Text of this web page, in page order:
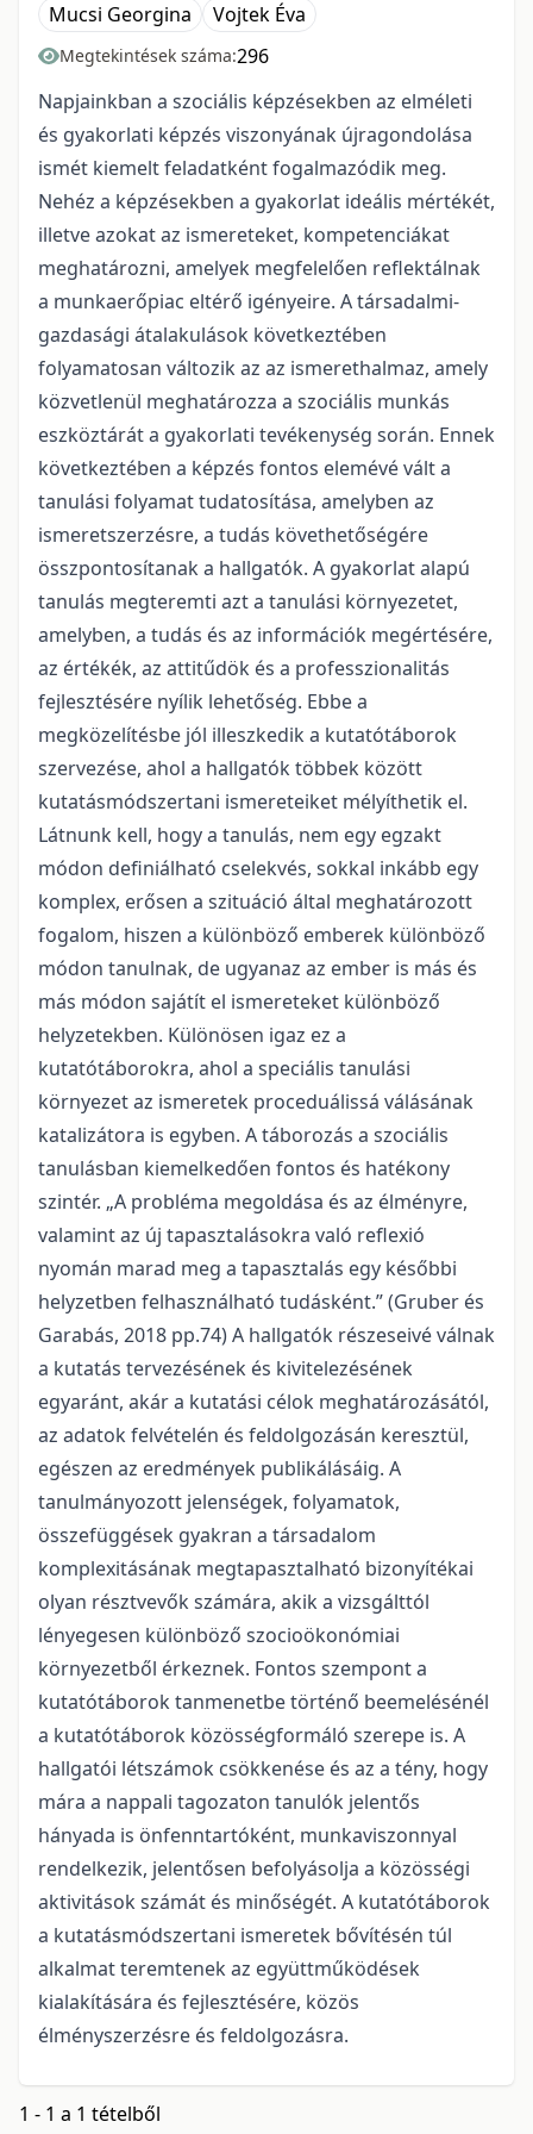
Mucsi Georgina
Vojtek Éva
Megtekintések száma:296
Napjainkban a szociális képzésekben az elméleti
és gyakorlati képzés viszonyának újragondolása
ismét kiemelt feladatként fogalmazódik meg.
Nehéz a képzésekben a gyakorlat ideális mértékét,
illetve azokat az ismereteket, kompetenciákat
meghatározni, amelyek megfelelően reflektálnak
a munkaerőpiac eltérő igényeire. A társadalmi-
gazdasági átalakulások következtében
folyamatosan változik az az ismerethalmaz, amely
közvetlenül meghatározza a szociális munkás
eszköztárát a gyakorlati tevékenység során. Ennek
következtében a képzés fontos elemévé vált a
tanulási folyamat tudatosítása, amelyben az
ismeretszerzésre, a tudás követhetőségére
összpontosítanak a hallgatók. A gyakorlat alapú
tanulás megteremti azt a tanulási környezetet,
amelyben, a tudás és az információk megértésére,
az értékék, az attitűdök és a professzionalitás
fejlesztésére nyílik lehetőség. Ebbe a
megközelítésbe jól illeszkedik a kutatótáborok
szervezése, ahol a hallgatók többek között
kutatásmódszertani ismereteiket mélyíthetik el.
Látnunk kell, hogy a tanulás, nem egy egzakt
módon definiálható cselekvés, sokkal inkább egy
komplex, erősen a szituáció által meghatározott
fogalom, hiszen a különböző emberek különböző
módon tanulnak, de ugyanaz az ember is más és
más módon sajátít el ismereteket különböző
helyzetekben. Különösen igaz ez a
kutatótáborokra, ahol a speciális tanulási
környezet az ismeretek proceduálissá válásának
katalizátora is egyben. A táborozás a szociális
tanulásban kiemelkedően fontos és hatékony
szintér. „A probléma megoldása és az élményre,
valamint az új tapasztalásokra való reflexió
nyomán marad meg a tapasztalás egy későbbi
helyzetben felhasználható tudásként.” (Gruber és
Garabás, 2018 pp.74) A hallgatók részeseivé válnak
a kutatás tervezésének és kivitelezésének
egyaránt, akár a kutatási célok meghatározásától,
az adatok felvételén és feldolgozásán keresztül,
egészen az eredmények publikálásáig. A
tanulmányozott jelenségek, folyamatok,
összefüggések gyakran a társadalom
komplexitásának megtapasztalható bizonyítékai
olyan résztvevők számára, akik a vizsgálttól
lényegesen különböző szocioökonómiai
környezetből érkeznek. Fontos szempont a
kutatótáborok tanmenetbe történő beemelésénél
a kutatótáborok közösségformáló szerepe is. A
hallgatói létszámok csökkenése és az a tény, hogy
mára a nappali tagozaton tanulók jelentős
hányada is önfenntartóként, munkaviszonnyal
rendelkezik, jelentősen befolyásolja a közösségi
aktivitások számát és minőségét. A kutatótáborok
a kutatásmódszertani ismeretek bővítésén túl
alkalmat teremtenek az együttműködések
kialakítására és fejlesztésére, közös
élményszerzésre és feldolgozásra.
1 - 1 a 1 tételből